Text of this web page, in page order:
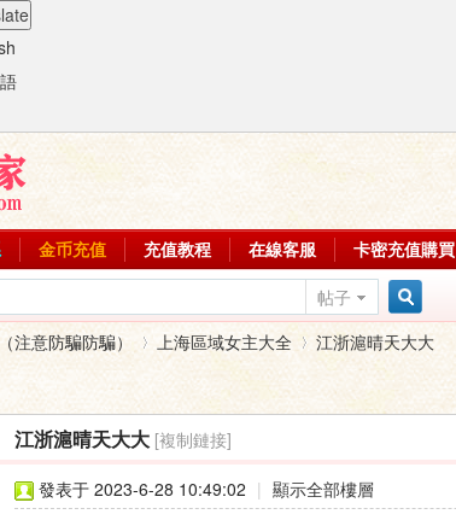
金币充值 充值教程 在線客服 卡密充值購買
帖子
搜
注意防騙防騙）
›
上海區域女主大全
江浙滬晴天大大
江浙滬晴天大大 [複制鏈接]
發表于 2023-6-28 10:49:02 | 顯示全部樓層